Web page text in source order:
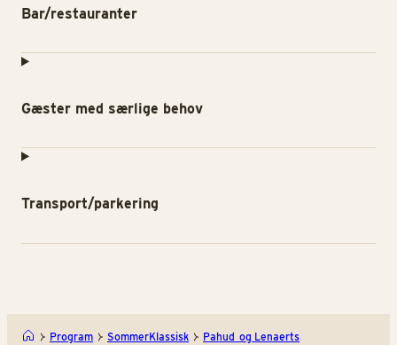
Bar/restauranter
Gæster med særlige behov
Transport/parkering
Program SommerKlassisk Pahud og Lenaerts